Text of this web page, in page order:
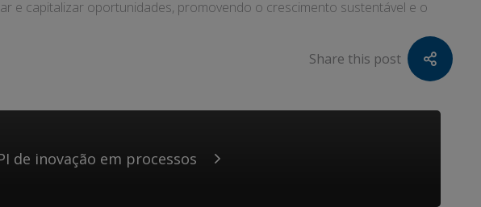
e capitalizar oportunidades, promovendo o crescimento sustentável e o
Share this post
de inovação em processos